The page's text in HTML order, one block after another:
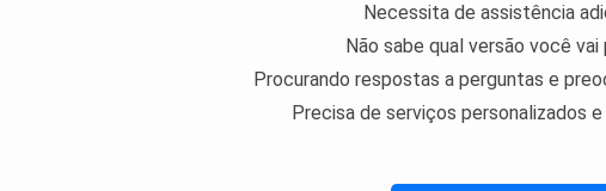
Necessita de assistência
Não sabe qual versão você vai
Procurando respostas a perguntas e
Precisa de serviços personalizados